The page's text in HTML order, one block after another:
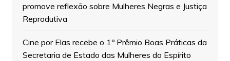
promove reflexão sobre Mulheres Negras e Justiça
Reprodutiva
Cine por Elas recebe o 1º Prêmio Boas Práticas da
Secretaria de Estado das Mulheres do Espírito